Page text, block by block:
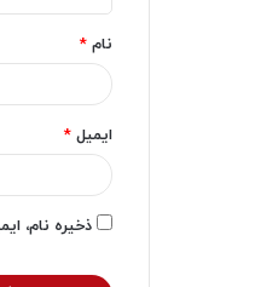
*
نام *
ایمیل *
ذخیره نام،